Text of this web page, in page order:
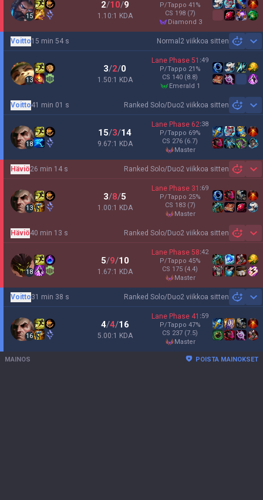
15
2/10/9
1.10:1 KDA
P/Tappo 41 %
CS 198 (7)
diamond 3
Normal 2 viikkoa sitten
Voitto15 min 54 s
13
3/2/0
1.50:1 KDA
Lane Phase 51 :49
P/Tappo 21 %
CS 140 (8.8)
emerald 1
Ranked Solo/Duo2 viikkoa sitten
Voitto41 min 01 s
18
15/3/14
9.67:1 KDA
Lane Phase 62:38
P/Tappo 69%
CS 276 (6.7)
master
Ranked Solo/Duo2 viikkoa sitten
Häviö26 min 14 s
13
3/8/5
1.00:1 KDA
Lane Phase 31 :69
P/Tappo 25%
CS 183 (7)
master
Ranked Solo/Duo2 viikkoa sitten
Häviö40 min 13 s
18
5/9/10
1.67:1 KDA
Lane Phase 58:42
P/Tappo 45%
CS 175 (4.4)
master
Ranked Solo/Duo2 viikkoa sitten
Voitto31 min 38 s
16
4/4/16
5.00:1 KDA
Lane Phase 41 :59
P/Tappo 47%
CS 237 (7.5)
master
MAINOS POISTA MAINOKSET